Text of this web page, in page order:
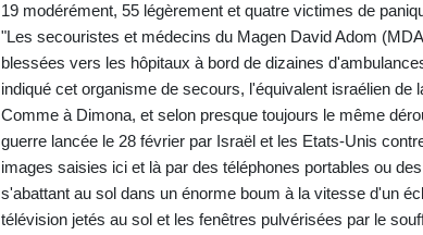
19 modérément, 55 légèrement et quatre victimes de
"Les secouristes et médecins du Magen David Adom
blessées vers les hôpitaux à bord de dizaines
indiqué cet organisme de secours, l'équivalent israélien de
Comme à Dimona, et selon presque toujours le même
guerre lancée le 28 février par Israël et les Etats-Unis
images saisies ici et là par des téléphones portables ou
s'abattant au sol dans un énorme boum à la vitesse d'un
télévision jetés au sol et les fenêtres pulvérisées par le